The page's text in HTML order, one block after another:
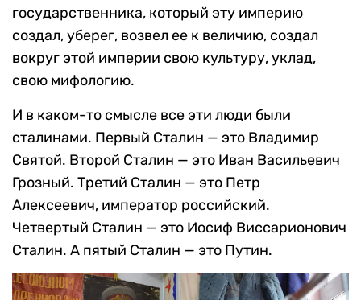
государственника, который эту империю
создал, уберег, возвел ее к величию, создал
вокруг этой империи свою культуру, уклад,
свою мифологию.
И в каком-то смысле все эти люди были
сталинами. Первый Сталин — это Владимир
Святой. Второй Сталин — это Иван Васильевич
Грозный. Третий Сталин — это Петр
Алексеевич, император российский.
Четвертый Сталин — это Иосиф Виссарионович
Сталин. А пятый Сталин — это Путин.